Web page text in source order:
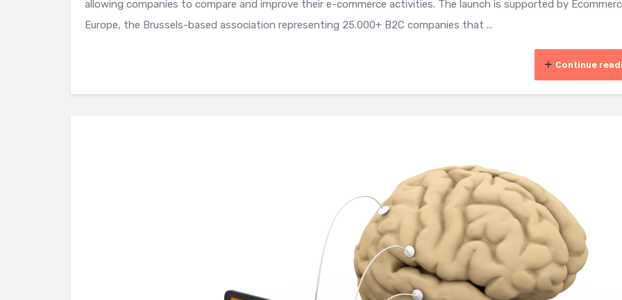
allowing companies to compare and improve their e-commerce activities. The launch is supported by
Europe, the Brussels-based association representing 25.000+ B2C companies that ...
Continue